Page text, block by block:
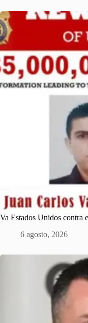
Va Estados Unidos contra
6 agosto, 2026